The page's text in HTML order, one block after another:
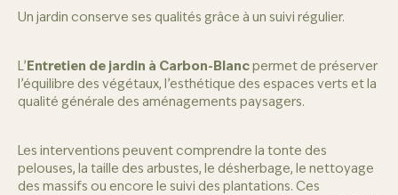
Un jardin conserve ses qualités grâce à un suivi régulier.
L’Entretien de jardin à Carbon-Blancpermet de préserver
l’équilibre des végétaux, l’esthétique des espaces verts et la
qualité générale des aménagements paysagers.
Les interventions peuvent comprendre la tonte des
pelouses, la taille des arbustes, le désherbage, le nettoyage
des massifs ou encore le suivi des plantations. Ces